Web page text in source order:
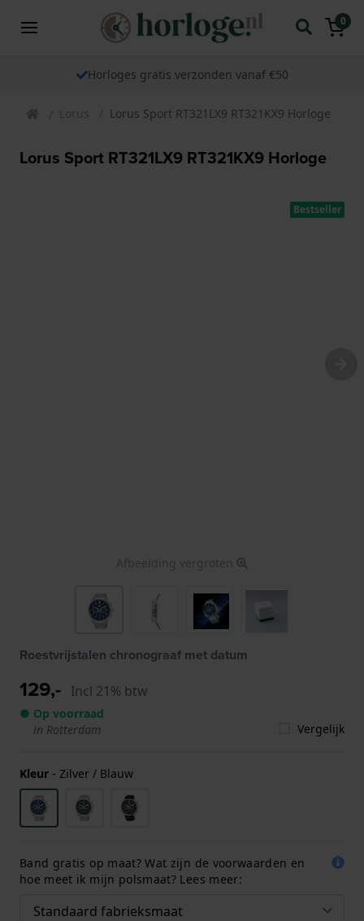
0
Horloges gratis verzonden vanaf €50
Lorus Lorus Sport RT321LX9 RT321KX9 Horloge
Lorus Sport RT321LX9 RT321KX9 Horloge
Bestseller
Afbeelding vergroten
Roestvrijstalen chronograaf met datum
129,- Incl 21% btw
● Op voorraad
in Rotterdam
Vergelijk
Kleur - Zilver / Blauw
Band gratis op maat? Wat zijn de voorwaarden en
hoe meet ik mijn polsmaat? Lees meer: